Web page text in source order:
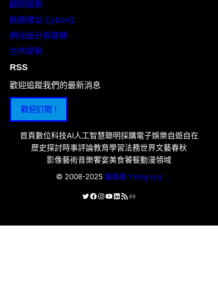
顧問服務
推薦網站:CyberQ
網站設計與建構
合作提案
RSS
歡迎追蹤我們的最新消息
歡迎訂閱 !
首頁數位科技AI人工智慧聰明採購電子娛樂自遊自在
歷史探討時事評論教育學習法務世界文藝春秋
影像藝術音樂饗宴美食饕餮動漫領域
© 2008-2025 優格網 Yblog.org
X Facebook
Instagram
YouTube
LinkedIn
RSS 資訊提供連結